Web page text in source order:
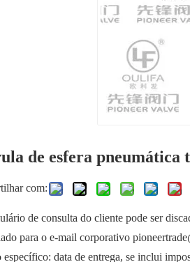
de esfera pneumática
com:
de consulta do cliente pode ser
para o e-mail corporativo
data de entrega, se inclui